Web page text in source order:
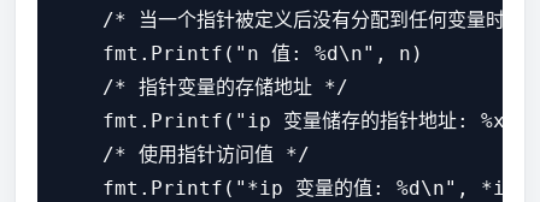
/* 当一个指针被定义后没有分配到任何变量时，
    fmt.Printf("n 值: %d\n", n)
    /* 指针变量的存储地址 */
fmt.Printf("ip 变量储存的指针地址:
    /* 使用指针访问值 */
    fmt.Printf("*ip 变量的值: %d\n", *ip)